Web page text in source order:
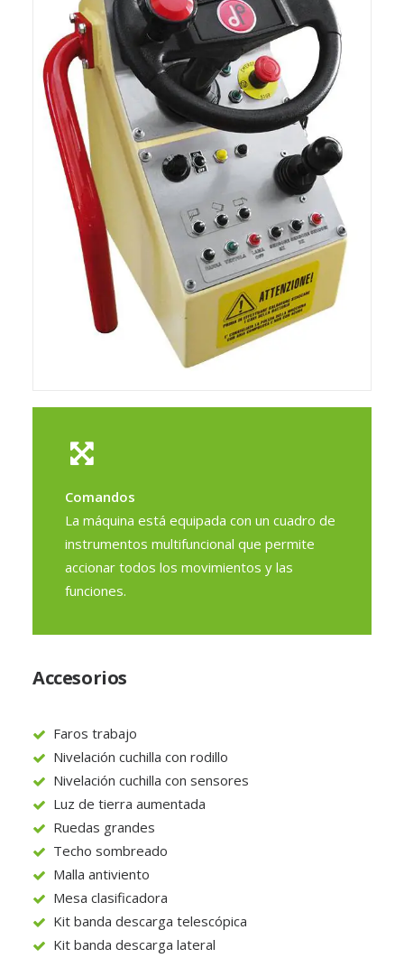
Comandos
La máquina está equipada con un cuadro de
instrumentos multifuncional que permite
accionar todos los movimientos y las
funciones.
Accesorios
Faros trabajo
Nivelación cuchilla con rodillo
Nivelación cuchilla con sensores
Luz de tierra aumentada
Ruedas grandes
Techo sombreado
Malla antiviento
Mesa clasificadora
Kit banda descarga telescópica
Kit banda descarga lateral